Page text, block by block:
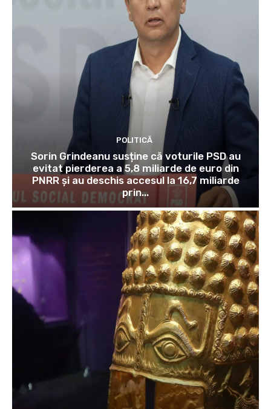
POLITICĂ
Sorin Grindeanu susține că voturile PSD au
evitat pierderea a 5,8 miliarde de euro din
PNRR și au deschis accesul la 16,7 miliarde
prin...